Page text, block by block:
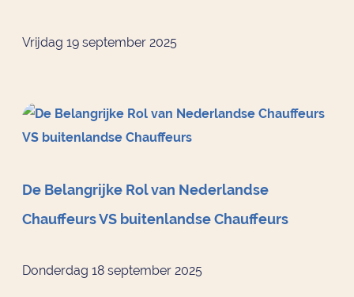
Vrijdag 19 september 2025
De Belangrijke Rol van Nederlandse
Chauffeurs VS buitenlandse Chauffeurs
Donderdag 18 september 2025